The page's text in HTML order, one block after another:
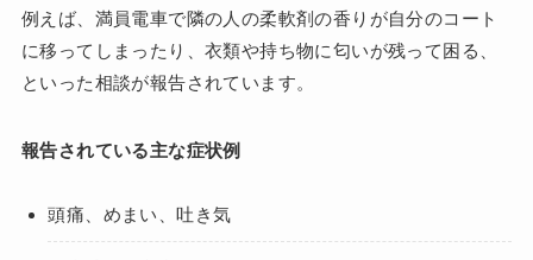
例えば、満員電車で隣の人の柔軟剤の香りが自分のコート
に移ってしまったり、衣類や持ち物に匂いが残って困る、
といった相談が報告されています。
報告されている主な症状例
頭痛、めまい、吐き気